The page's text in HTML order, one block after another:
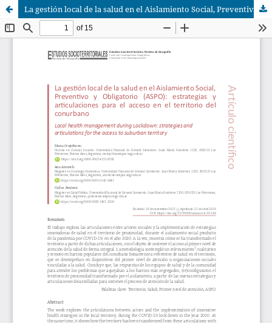
La gestión local de la salud en el Aislamiento Social, Preventivo y Obligatorio (ASPO): estrategias y articulaciones para el acceso en el territorio del conurbano